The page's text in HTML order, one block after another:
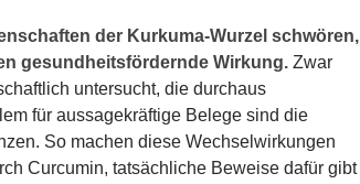
der Kurkuma-Wurzel schwören,
gesundheitsfördernde Wirkung. Zwar
untersucht, die durchaus
für aussagekräftige Belege sind die
So machen diese Wechselwirkungen
Curcumin, tatsächliche Beweise dafür gibt